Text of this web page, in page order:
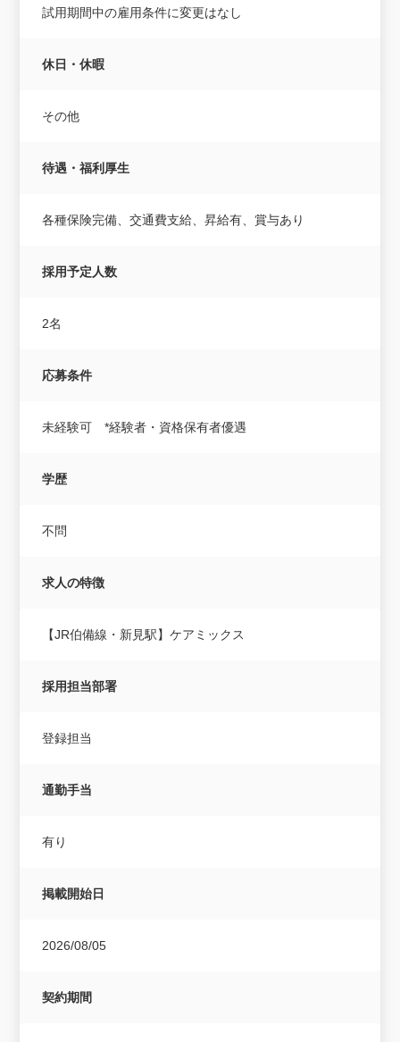
試用期間中の雇用条件に変更はなし
休日・休暇
その他
待遇・福利厚生
各種保険完備、交通費支給、昇給有、賞与あり
採用予定人数
2名
応募条件
未経験可 *経験者・資格保有者優遇
学歴
不問
求人の特徴
【JR伯備線・新見駅】ケアミックス
採用担当部署
登録担当
通勤手当
有り
掲載開始日
2026/08/05
契約期間